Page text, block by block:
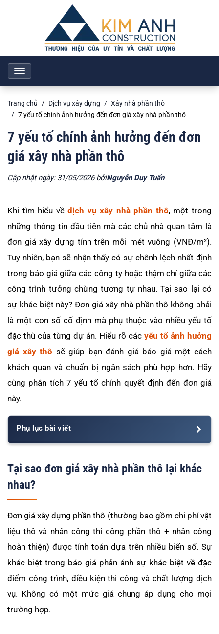
Toggle
navigation
Trang chủ Dịch vụ xây dựng
Xây nhà phần thô
7 yếu tố chính ảnh hưởng đến đơn giá xây nhà phần thô
7 yếu tố chính ảnh hưởng đến đơn
giá xây nhà phần thô
Cập nhật ngày: 31/05/2026 bởiNguyễn Duy Tuấn
Khi tìm hiểu vềdịch vụ xây nhà phần thô, một trong
những thông tin đầu tiên mà các chủ nhà quan tâm là
đơn giá xây dựng tính trên mỗi mét vuông (VNĐ/m²).
Tuy nhiên, bạn sẽ nhận thấy có sự chênh lệch nhất định
trong báo giá giữa các công ty hoặc thậm chí giữa các
công trình tưởng chừng tương tự nhau. Tại sao lại có
sự khác biệt này? Đơn giá xây nhà phần thô không phải
là một con số cố định mà phụ thuộc vào nhiều yếu tố
đặc thù của từng dự án. Hiểu rõ các yếu tố ảnh hưởng
giá xây thô sẽ giúp bạn đánh giá báo giá một cách
khách quan và chuẩn bị ngân sách phù hợp hơn. Hãy
cùng phân tích 7 yếu tố chính quyết định đến đơn giá
này.
Phụ lục bài viết
Tại sao đơn giá xây nhà phần thô lại khác
nhau?
Đơn giá xây dựng phần thô (thường bao gồm chi phí vật
liệu thô và nhân công thi công phần thô + nhân công
hoàn thiện) được tính toán dựa trên nhiều biến số. Sự
khác biệt trong báo giá phản ánh sự khác biệt về đặc
điểm công trình, điều kiện thi công và chất lượng dịch
vụ. Không có một mức giá chung áp dụng cho mọi
trường hợp.